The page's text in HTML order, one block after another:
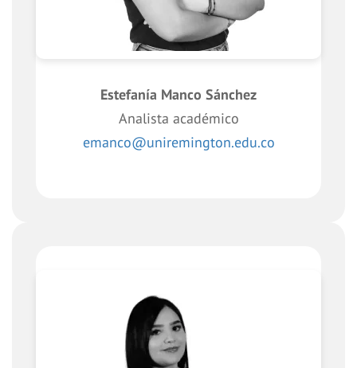
Estefanía Manco Sánchez
Analista académico
emanco@uniremington.edu.co